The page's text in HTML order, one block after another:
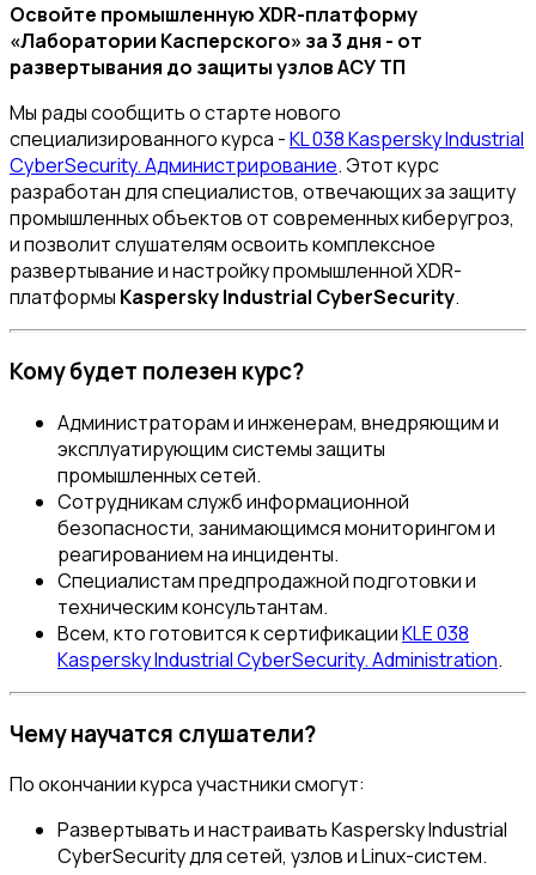
Освойте промышленную XDR-платформу
«Лаборатории Касперского» за 3 дня - от
развертывания до защиты узлов АСУ ТП
Мы рады сообщить о старте нового
специализированного курса -KL 038 Kaspersky Industrial
CyberSecurity. Администрирование. Этот курс
разработан для специалистов, отвечающих за защиту
промышленных объектов от современных киберугроз,
и позволит слушателям освоить комплексное
развертывание и настройку промышленной XDR-
платформы Kaspersky Industrial CyberSecurity.
Кому будет полезен курс?
Администраторам и инженерам, внедряющим и
эксплуатирующим системы защиты
промышленных сетей.
Сотрудникам служб информационной
безопасности, занимающимся мониторингом и
реагированием на инциденты.
Специалистам предпродажной подготовки и
техническим консультантам.
Всем, кто готовится к сертификацииKLE 038
Kaspersky Industrial CyberSecurity. Administration.
Чему научатся слушатели?
По окончании курса участники смогут:
Развертывать и настраивать Kaspersky Industrial
CyberSecurity для сетей, узлов и Linux-систем.